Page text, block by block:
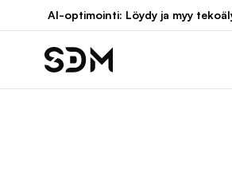
sisältöön
AI-optimointi: Löydy ja myy